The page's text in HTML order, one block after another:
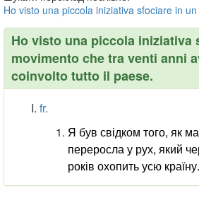
Ho visto una piccola iniziativa sfociare in un
Ho visto una piccola iniziativa
movimento che tra venti anni
coinvolto tutto il paese.
fr.
Я був свідком того, як
переросла у рух, який
років охопить усю країну.